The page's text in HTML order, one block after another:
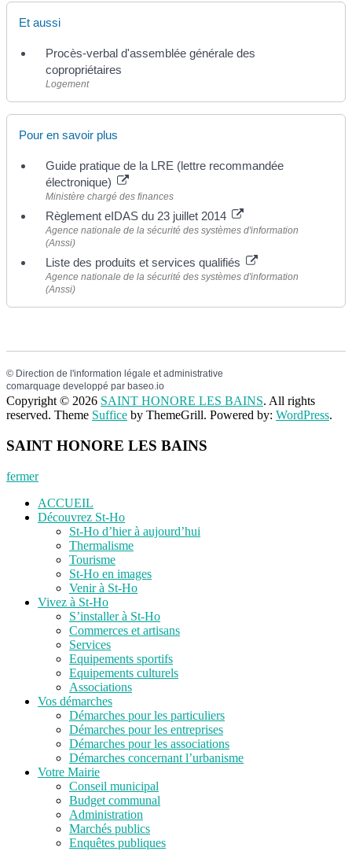
Et aussi
Procès-verbal d'assemblée générale des
copropriétaires
Logement
Pour en savoir plus
Guide pratique de la LRE (lettre recommandée
électronique)
Ministère chargé des finances
Règlement eIDAS du 23 juillet 2014
Agence nationale de la sécurité des systèmes d'information
(Anssi)
Liste des produits et services qualifiés
Agence nationale de la sécurité des systèmes d'information
(Anssi)
© Direction de l'information légale et administrative
comarquage developpé par baseo.io
Copyright © 2026 SAINT HONORE LES BAINS. All rights
reserved. Theme Suffice by ThemeGrill. Powered by: WordPress.
SAINT HONORE LES BAINS
fermer
ACCUEIL
Découvrez St-Ho
St-Ho d’hier à aujourd’hui
Thermalisme
Tourisme
St-Ho en images
Venir à St-Ho
Vivez à St-Ho
S’installer à St-Ho
Commerces et artisans
Services
Equipements sportifs
Equipements culturels
Associations
Vos démarches
Démarches pour les particuliers
Démarches pour les entreprises
Démarches pour les associations
Démarches concernant l’urbanisme
Votre Mairie
Conseil municipal
Budget communal
Administration
Marchés publics
Enquêtes publiques